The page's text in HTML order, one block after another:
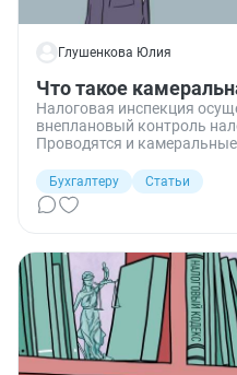
Глушенкова Юлия
Что такое
Налоговая инспекция
внеплановый контроль
Проводятся и
плательщика в инспекцию
инспекторами.
Бухгалтеру
Статьи